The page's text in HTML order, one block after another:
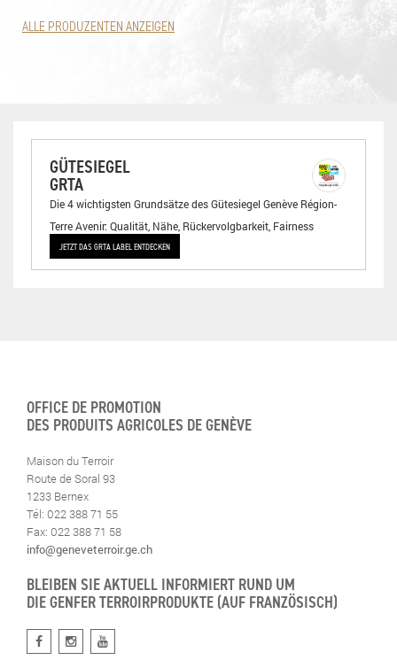
ALLE PRODUZENTEN ANZEIGEN
GÜTESIEGEL
GRTA
Die 4 wichtigsten Grundsätze des Gütesiegel Genève Région-
Terre Avenir: Qualität, Nähe, Rückervolgbarkeit, Fairness
JETZT DAS GRTA LABEL ENTDECKEN
OFFICE DE PROMOTION
DES PRODUITS AGRICOLES DE GENÈVE
Maison du Terroir
Route de Soral 93
1233 Bernex
Tél: 022 388 71 55
Fax: 022 388 71 58
info@geneveterroir.ge.ch
BLEIBEN SIE AKTUELL INFORMIERT RUND UM
DIE GENFER TERROIRPRODUKTE (AUF FRANZÖSISCH)